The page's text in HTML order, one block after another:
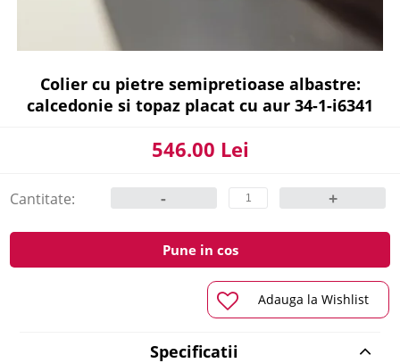
Adauga la Wishlist
Colier cu pietre semipretioase albastre:
calcedonie si topaz placat cu aur 34-1-i6341
546.00 Lei
Cantitate: - +
Pune in cos
Specificatii